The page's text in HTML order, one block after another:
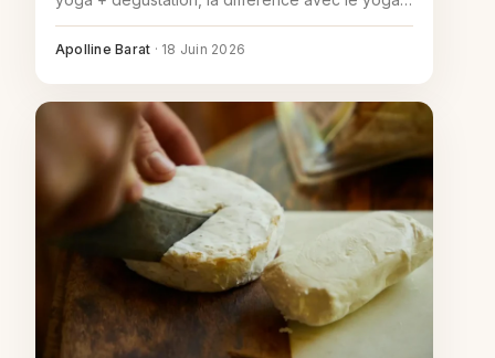
du vin de Jacky Rigaux, et où trouver ces
ateliers en France.
Apolline Barat · 18 Juin 2026